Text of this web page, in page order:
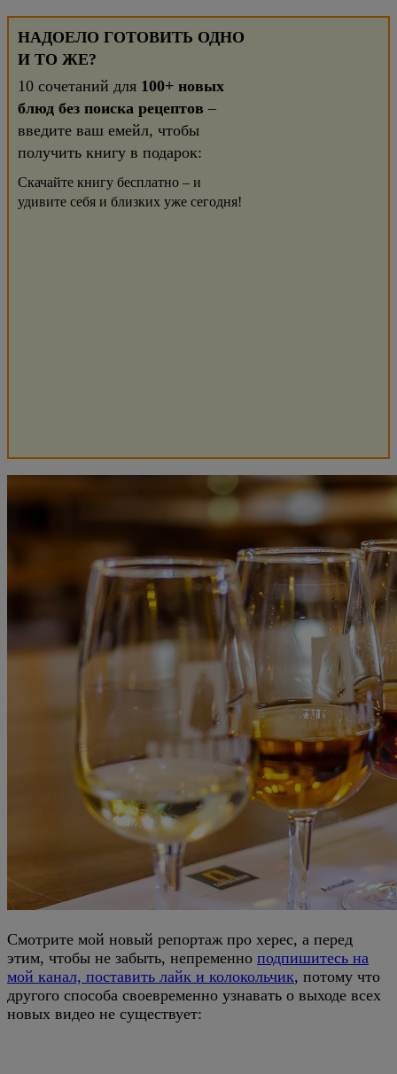
НАДОЕЛО ГОТОВИТЬ ОДНО
И ТО ЖЕ?
10 сочетаний для 100+ новых
блюд без поиска рецептов –
введите ваш емейл, чтобы
получить книгу в подарок:
Скачайте книгу бесплатно – и
удивите себя и близких уже сегодня!
Смотрите мой новый репортаж про херес, а перед
этим, чтобы не забыть, непременно подпишитесь на
мой канал, поставить лайк и колокольчик, потому что
другого способа своевременно узнавать о выходе всех
новых видео не существует: